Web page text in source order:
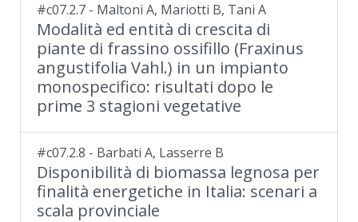
#c07.2.7 - Maltoni A, Mariotti B, Tani A
Modalità ed entità di crescita di
piante di frassino ossifillo (Fraxinus
angustifolia Vahl.) in un impianto
monospecifico: risultati dopo le
prime 3 stagioni vegetative
#c07.2.8 - Barbati A, Lasserre B
Disponibilità di biomassa legnosa per
finalità energetiche in Italia: scenari a
scala provinciale